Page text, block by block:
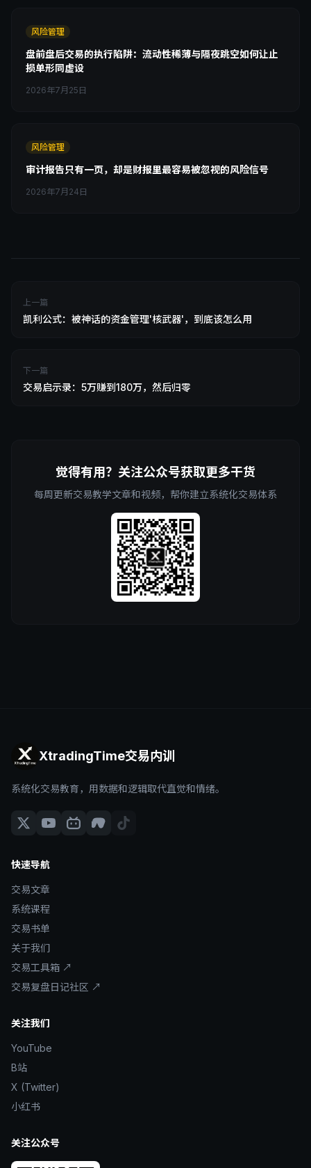
风险管理
盘前盘后交易的执行陷阱：流动性稀薄与隔夜跳空如何让止
损单形同虚设
2026年7月25日
风险管理
审计报告只有一页，却是财报里最容易被忽视的风险信号
2026年7月24日
上一篇
凯利公式：被神话的资金管理'核武器'，到底该怎么用
下一篇
交易启示录：5万赚到180万，然后归零
觉得有用？关注公众号获取更多干货
每周更新交易教学文章和视频，帮你建立系统化交易体系
XtradingTime交易内训
系统化交易教育，用数据和逻辑取代直觉和情绪。
快速导航
交易文章
系统课程
交易书单
关于我们
交易工具箱 ↗
交易复盘日记社区 ↗
关注我们
YouTube
B站
X (Twitter)
小红书
关注公众号